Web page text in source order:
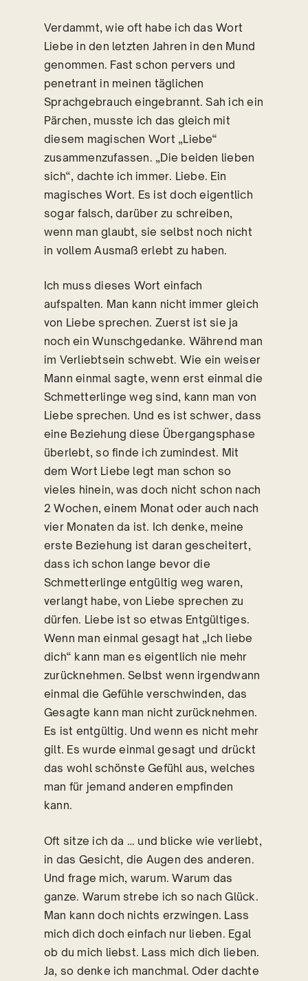
Verdammt, wie oft habe ich das Wort
Liebe in den letzten Jahren in den Mund
genommen. Fast schon pervers und
penetrant in meinen täglichen
Sprachgebrauch eingebrannt. Sah ich ein
Pärchen, musste ich das gleich mit
diesem magischen Wort „Liebe“
zusammenzufassen. „Die beiden lieben
sich“, dachte ich immer. Liebe. Ein
magisches Wort. Es ist doch eigentlich
sogar falsch, darüber zu schreiben,
wenn man glaubt, sie selbst noch nicht
in vollem Ausmaß erlebt zu haben.
Ich muss dieses Wort einfach
aufspalten. Man kann nicht immer gleich
von Liebe sprechen. Zuerst ist sie ja
noch ein Wunschgedanke. Während man
im Verliebtsein schwebt. Wie ein weiser
Mann einmal sagte, wenn erst einmal die
Schmetterlinge weg sind, kann man von
Liebe sprechen. Und es ist schwer, dass
eine Beziehung diese Übergangsphase
überlebt, so finde ich zumindest. Mit
dem Wort Liebe legt man schon so
vieles hinein, was doch nicht schon nach
2 Wochen, einem Monat oder auch nach
vier Monaten da ist. Ich denke, meine
erste Beziehung ist daran gescheitert,
dass ich schon lange bevor die
Schmetterlinge entgültig weg waren,
verlangt habe, von Liebe sprechen zu
dürfen. Liebe ist so etwas Entgültiges.
Wenn man einmal gesagt hat „Ich liebe
dich“ kann man es eigentlich nie mehr
zurücknehmen. Selbst wenn irgendwann
einmal die Gefühle verschwinden, das
Gesagte kann man nicht zurücknehmen.
Es ist entgültig. Und wenn es nicht mehr
gilt. Es wurde einmal gesagt und drückt
das wohl schönste Gefühl aus, welches
man für jemand anderen empfinden
kann.
Oft sitze ich da … und blicke wie verliebt,
in das Gesicht, die Augen des anderen.
Und frage mich, warum. Warum das
ganze. Warum strebe ich so nach Glück.
Man kann doch nichts erzwingen. Lass
mich dich doch einfach nur lieben. Egal
ob du mich liebst. Lass mich dich lieben.
Ja, so denke ich manchmal. Oder dachte